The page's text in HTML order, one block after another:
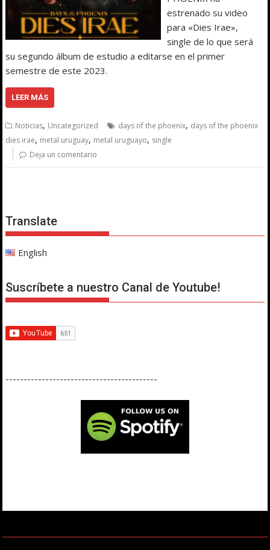
estrenado su video
para «Dies Irae»,
single de lo que será
su segundo álbum de estudio a editarse en el primer
semestre de este 2023.
LEER MÁS
Noticias, Uncategorized days of the phoenix, days of the phoenix
dies irae, metal uruguay, metal uruguayo, single
Deja un comentario
Translate
English
Suscríbete a nuestro Canal de Youtube!
------------------------------------------